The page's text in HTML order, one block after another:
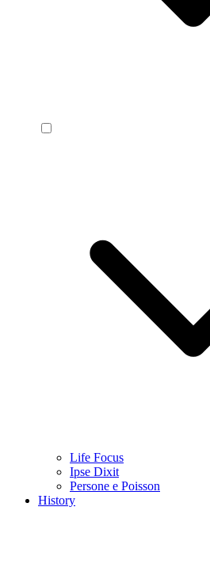
Life Focus
Ipse Dixit
Persone e Poisson
History